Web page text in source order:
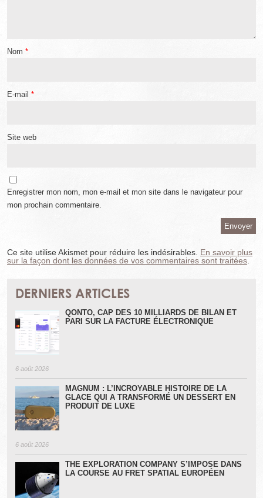
Nom *
E-mail *
Site web
Enregistrer mon nom, mon e-mail et mon site dans le navigateur pour
mon prochain commentaire.
Ce site utilise Akismet pour réduire les indésirables. En savoir plus
sur la façon dont les données de vos commentaires sont traitées
DERNIERS ARTICLES
QONTO, CAP DES 10 MILLIARDS DE BILAN ET
PARI SUR LA FACTURE ÉLECTRONIQUE
6 août 2026
MAGNUM : L’INCROYABLE HISTOIRE DE LA
GLACE QUI A TRANSFORMÉ UN DESSERT EN
PRODUIT DE LUXE
6 août 2026
THE EXPLORATION COMPANY S’IMPOSE DANS
LA COURSE AU FRET SPATIAL EUROPÉEN